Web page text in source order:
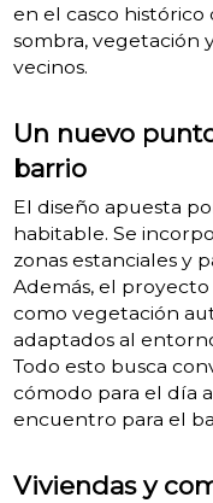
en el casco histórico
sombra, vegetación
vecinos.
Un nuevo
barrio
El diseño apuesta
habitable. Se
zonas estanciales y
Además, el
como vegetación
adaptados al
Todo esto busca
cómodo para el día
encuentro para el
Viviendas y